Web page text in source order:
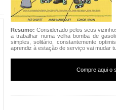
Resumo:Considerado pelos seus
a trabalhar numa velha bomba de
simples, solitário, constantemente
aprendiz à estação de serviço vai mudar
Compre aqui o